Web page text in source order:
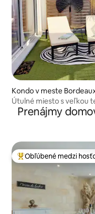
Kondo v meste
Útulné miesto s veľkou
parkoviskom
Prenájmy
Najobľúbenejšie medzi
Obľúbené medzi